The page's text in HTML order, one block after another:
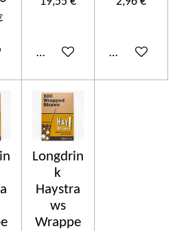
carritoAñadir al carritoAñadir al
Longdrin
k
Haystra
ws
Wrappe